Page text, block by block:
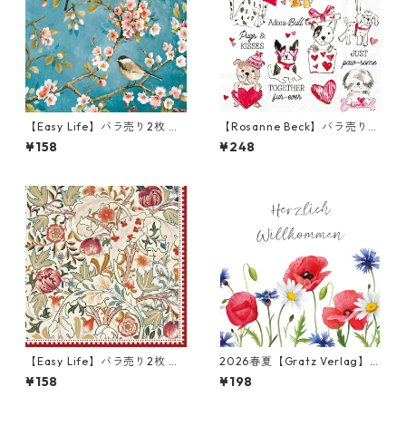
【Easy Life】バラ売り2枚 ラ
ンチサイズ ペーパーナプキン
BLOSSOM ブルー
¥158
【Rosanne Beck】バラ売り2
枚 カクテルサイズ ペーパーナ
プキン Pugs & Kisses ホワイ
¥248
【Easy Life】バラ売り2枚 ラ
ンチサイズ ペーパーナプキン
William Morris レッド ウィリ
¥158
2026春夏【Gratz Verlag】
バラ売り2枚 ランチサイズ ペ
ーパーナプキン Blumenmeer
¥198